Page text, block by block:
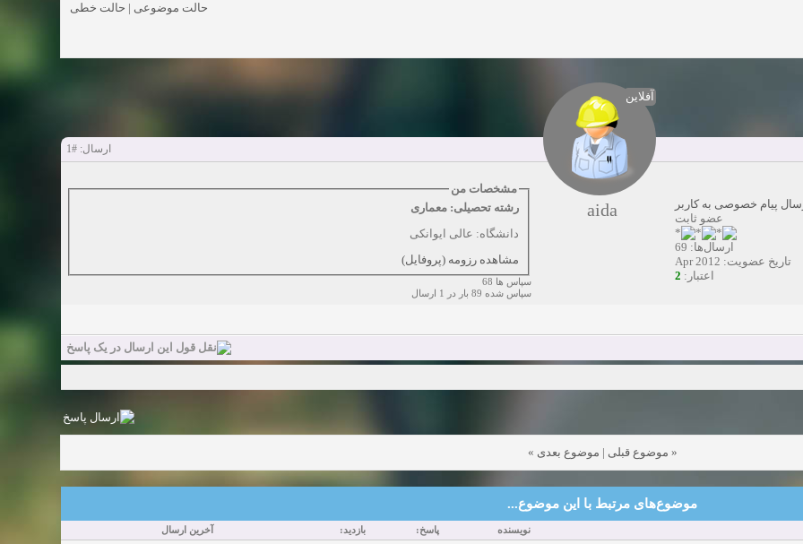
زمان:10-21-2024
دعوت به همکاری مشاهده:0
حالت موضوعی | حالت خطی
ارسال:#1
آفلاین
aida
پیام خصوصی به کاربر
عضو ثابت
ارسال‌ها: 69
تاریخ عضویت: Apr 2012
اعتبار: 2
مشخصات من
رشته تحصیلی: معماری
دانشگاه: عالی ایوانکی
مشاهده رزومه (پروفایل)
سپاس ها 68
سپاس شده 89 بار در 1 ارسال
« موضوع قبلی | موضوع بعدی »
موضوع‌های مرتبط با این موضوع...
نویسنده پاسخ: بازدید: آخرین ارسال